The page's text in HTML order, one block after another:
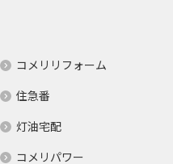
コメリリフォーム
住急番
灯油宅配
コメリパワー